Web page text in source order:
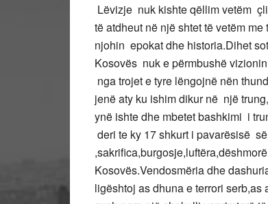
Lëvizje nuk kishte qëllim vetëm
të atdheut në një shtet të vetëm
njohin epokat dhe historia.Dihet
Kosovës nuk e përmbushë
nga trojet e tyre lëngojnë nën
jenë aty ku ishim dikur në një
ynë ishte dhe mbetet bashkimi i
deri te ky 17 shkurt i pavarësisë
Kosovës.Vendosmëria dhe
ligështoj as dhuna e terrori